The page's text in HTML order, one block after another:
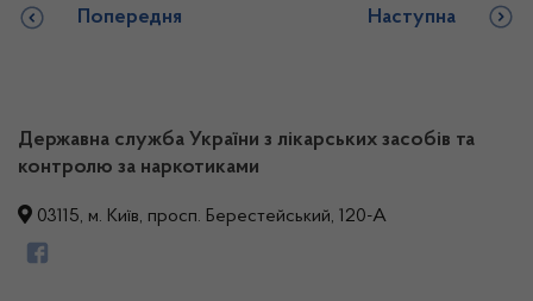
Попередня Наступна
Державна служба України з лікарських засобів та
контролю за наркотиками
03115, м. Київ, просп. Берестейський, 120-А